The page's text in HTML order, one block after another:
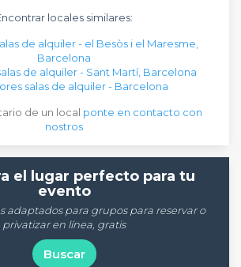
locales similares:
de alquiler - el Besòs i el Maresme,
Barcelona
de alquiler - Sant Martí, Barcelona
salas de alquiler - Barcelona
de un local ponte en contacto con
nostros
el lugar perfecto para tu
evento
adaptados para grupos para reservar o
privatizar en línea, gratis
Buscar